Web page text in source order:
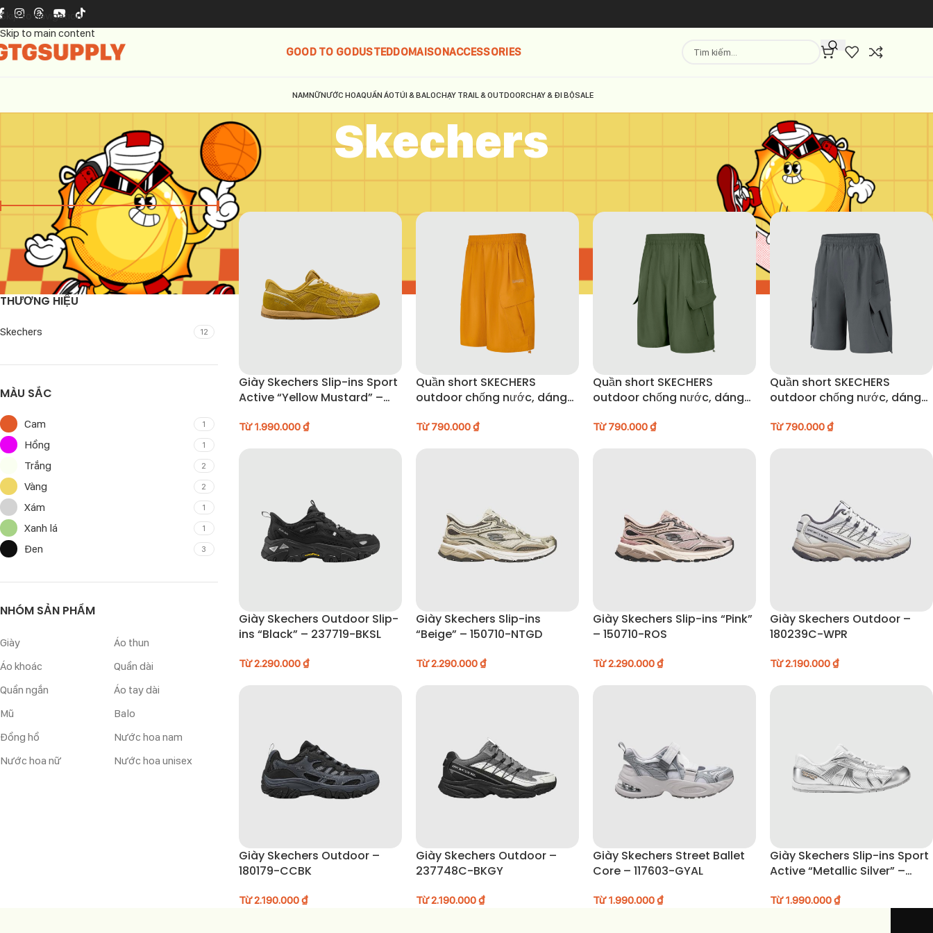
Skip to navigation
Skip to main content
GOOD TO GODUSTEDDOMAISONACCESSORIES
NAMNỮNƯỚC HOAQUẦN ÁOTÚI & BALOCHẠY TRAIL & OUTDOORCHẠY & ĐI BỘSALE
Skechers
GIÁ
LỌC
790.000 ₫—2.290.000 ₫
THƯƠNG HIỆU
Skechers 12
MÀU SẮC
Cam 1
Hồng 1
Trắng 2
Vàng 2
Xám 1
Xanh lá 1
Đen 3
NHÓM SẢN PHẨM
Giày
Áo thun
Áo khoác
Quần dài
Quần ngắn
Áo tay dài
Mũ
Balo
Đồng hồ
Nước hoa nam
Nước hoa nữ
Nước hoa unisex
Trang chủ Skechers Hiển thị 9 12 18 24
Giày Skechers Slip-ins Sport
Active “Yellow Mustard” –
Từ1.990.000₫
Quần short SKECHERS
outdoor chống nước, dáng
Từ790.000₫
Quần short SKECHERS
outdoor chống nước, dáng
Từ790.000₫
Quần short SKECHERS
outdoor chống nước, dáng
Từ790.000₫
Giày Skechers Outdoor Slip-
ins “Black” – 237719-BKSL
Từ2.290.000₫
Giày Skechers Slip-ins
“Beige” – 150710-NTGD
Từ2.290.000₫
Giày Skechers Slip-ins “Pink”
– 150710-ROS
Từ2.290.000₫
Giày Skechers Outdoor –
180239C-WPR
Từ2.190.000₫
Giày Skechers Outdoor –
180179-CCBK
Từ2.190.000₫
Giày Skechers Outdoor –
237748C-BKGY
Từ2.190.000₫
Giày Skechers Street Ballet
Core – 117603-GYAL
Từ1.990.000₫
Giày Skechers Slip-ins Sport
Active “Metallic Silver” –
Từ1.990.000₫